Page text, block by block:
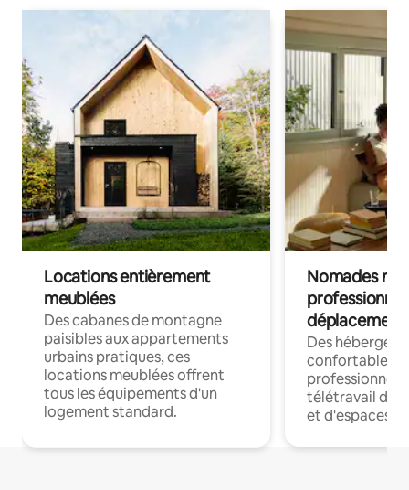
Locations entièrement
meublées
Des cabanes de montagne
paisibles aux appartements
urbains pratiques, ces
locations meublées offrent
tous les équipements d'un
logement standard.
Nomades
déplacement
Des
confortables
professionnels
télétravail
et d'espaces